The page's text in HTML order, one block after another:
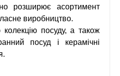
- ПРЕЗЕНТАЦІЇ
розширює асортимент
виробництво.
посуду, а також
посуд і керамічні